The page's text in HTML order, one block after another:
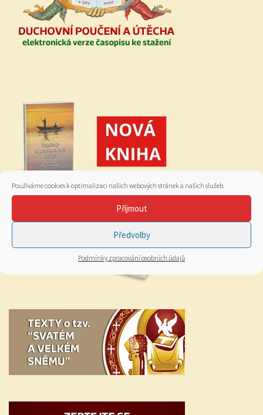
Používáme cookies k optimalizaci našich webových stránek a našich služeb.
Přijmout
Předvolby
Podmínky zpracování osobních údajů